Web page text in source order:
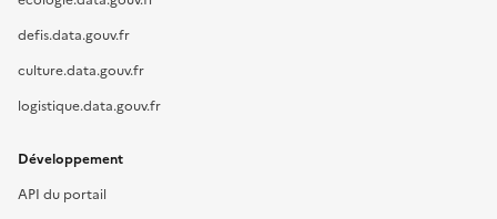
defis.data.gouv.fr
culture.data.gouv.fr
logistique.data.gouv.fr
Développement
API du portail